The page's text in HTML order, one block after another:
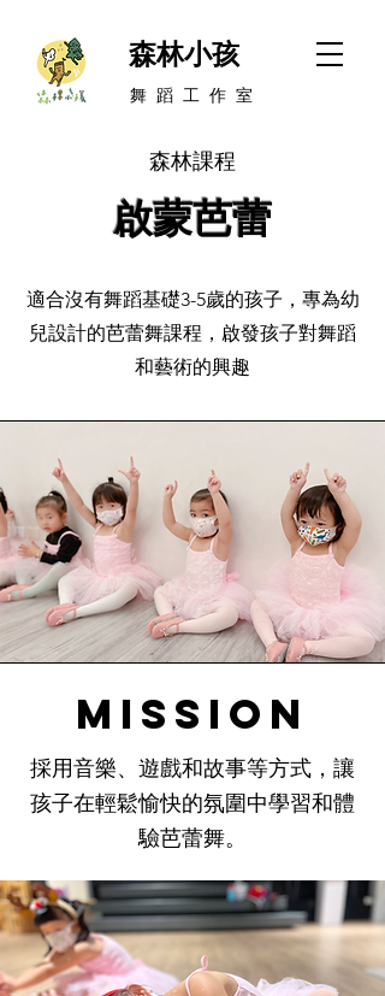
森林小孩
​舞 蹈 工 作 室
森林課程
啟蒙芭蕾
適合沒有舞蹈基礎3-5歲的孩子，專為幼
兒設計的芭蕾舞課程，啟發孩子對舞蹈
和藝術的興趣
mission
採用音樂、遊戲和故事等方式，讓
孩子在輕鬆愉快的氛圍中學習和體
驗芭蕾舞。